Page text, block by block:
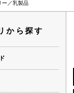
ー／乳製品
から探す